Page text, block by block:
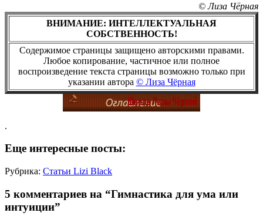
© Лиза Чёрная
ВНИМАНИЕ: ИНТЕЛЛЕКТУАЛЬНАЯ
СОБСТВЕННОСТЬ!
Содержимое страницы защищено авторскими правами.
Любое копирование, частичное или полное
воспроизведение текста страницы возможно только при
указании автора © Лиза Чёрная
.
Еще интересные посты:
Рубрика: Статьи Lizi Black
5 комментариев на “Гимнастика для ума или
интуиции”